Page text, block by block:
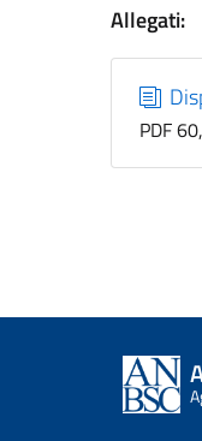
Allegati:
PDF